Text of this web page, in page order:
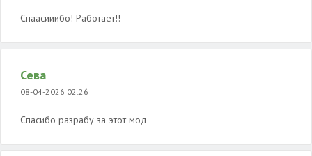
Спаасииибо! Работает!!
Сева
08-04-2026 02:26
Спасибо разрабу за этот мод